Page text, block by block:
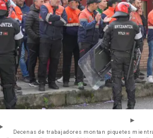
Decenas de trabajadores montan piquetes